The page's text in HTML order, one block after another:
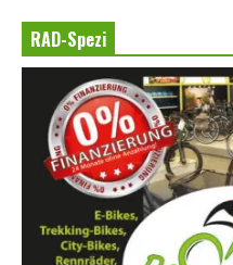
RAD-Spezi